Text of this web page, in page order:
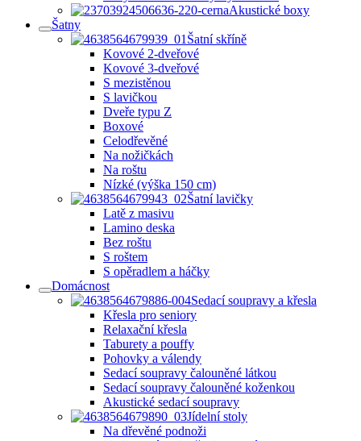
Akustické boxy
Šatny
Šatní skříně
Kovové 2-dveřové
Kovové 3-dveřové
S mezistěnou
S lavičkou
Dveře typu Z
Boxové
Celodřevěné
Na nožičkách
Na roštu
Nízké (výška 150 cm)
Šatní lavičky
Latě z masivu
Lamino deska
Bez roštu
S roštem
S opěradlem a háčky
Domácnost
Sedací soupravy a křesla
Křesla pro seniory
Relaxační křesla
Taburety a pouffy
Pohovky a válendy
Sedací soupravy čalouněné látkou
Sedací soupravy čalouněné koženkou
Akustické sedací soupravy
Jídelní stoly
Na dřevěné podnoži